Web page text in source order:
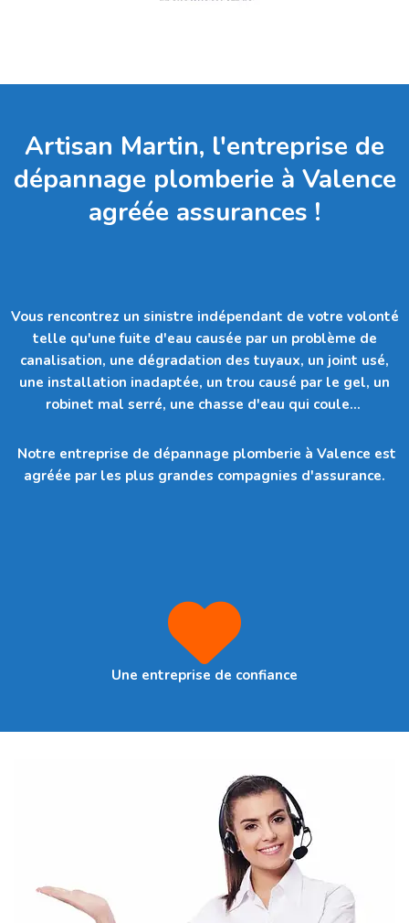
Artisan Martin, l'entreprise de
dépannage plomberie à Valence
agréée assurances !
Vous rencontrez un sinistre indépendant de votre volonté
telle qu'une fuite d'eau causée par un problème de
canalisation, une dégradation des tuyaux, un joint usé,
une installation inadaptée, un trou causé par le gel, un
robinet mal serré, une chasse d'eau qui coule…
Notre entreprise de dépannage plomberie à Valence est
agréée par les plus grandes compagnies d'assurance.
Une entreprise de confiance